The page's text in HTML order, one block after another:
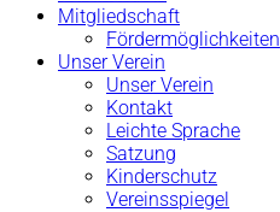
Mitgliedschaft
Fördermöglichkeiten
Unser Verein
Unser Verein
Kontakt
Leichte Sprache
Satzung
Kinderschutz
Vereinsspiegel